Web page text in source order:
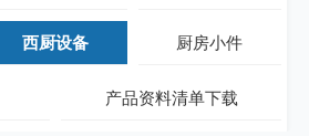
西厨设备 厨房小件
产品资料清单下载